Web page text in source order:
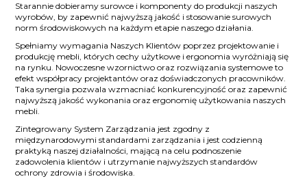
Starannie dobieramy surowce i komponenty do produkcji naszych
wyrobów, by zapewnić najwyższą jakość i stosowanie surowych
norm środowiskowych na każdym etapie naszego działania.
Spełniamy wymagania Naszych Klientów poprzez projektowanie i
produkcję mebli, których cechy użytkowe i ergonomia wyróżniają się
na rynku. Nowoczesne wzornictwo oraz rozwiązania systemowe to
efekt współpracy projektantów oraz doświadczonych pracowników.
Taka synergia pozwala wzmacniać konkurencyjność oraz zapewnić
najwyższą jakość wykonania oraz ergonomię użytkowania naszych
mebli.
Zintegrowany System Zarządzania jest zgodny z
międzynarodowymi standardami zarządzania i jest codzienną
praktyką naszej działalności, mającą na celu podnoszenie
zadowolenia klientów i utrzymanie najwyższych standardów
ochrony zdrowia i środowiska.